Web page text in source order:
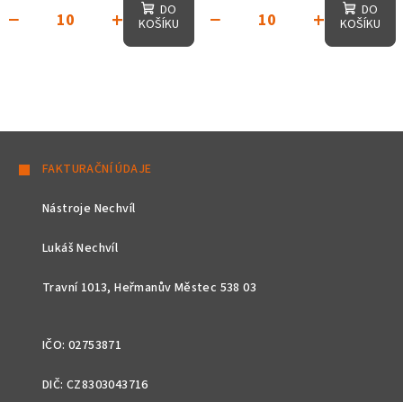
+
−
DO
KOŠÍKU
+
−
DO
KOŠÍKU
FAKTURAČNÍ ÚDAJE
Nástroje Nechvíl
Lukáš Nechvíl
Travní 1013, Heřmanův Městec 538 03
IČO: 02753871
DIČ: CZ8303043716